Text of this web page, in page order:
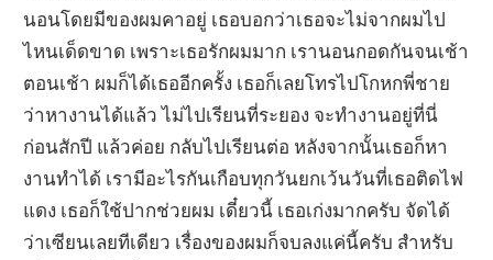
นอนโดยมีของผมคาอยู่ เธอบอกว่าเธอจะไม่จากผมไป
ไหนเด็ดขาด เพราะเธอรักผมมาก เรานอนกอดกันจนเช้า
ตอนเช้า ผมก็ได้เธออีกครั้ง เธอก็เลยโทรไปโกหกพี่ชาย
ว่าหางานได้แล้ว ไม่ไปเรียนที่ระยอง จะทำงานอยู่ที่นี่
ก่อนสักปี แล้วค่อย กลับไปเรียนต่อ หลังจากนั้นเธอก็หา
งานทำได้ เรามีอะไรกันเกือบทุกวันยกเว้นวันที่เธอติดไฟ
แดง เธอก็ใช้ปากช่วยผม เดี๋ยวนี้ เธอเก่งมากครับ จัดได้
ว่าเซียนเลยทีเดียว เรื่องของผมก็จบลงแค่นี้ครับ สำหรับ